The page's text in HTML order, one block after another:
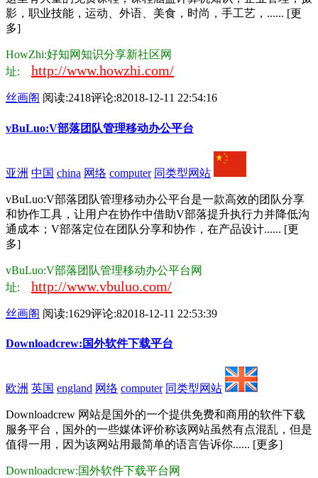
影，职业技能，运动、外语、美食，时尚，手工艺，...... [更
多]
HowZhi:好知网知识分享新社区网
址: http://www.howzhi.com/
丝画阁 阅读:2418评论:82018-12-11 22:54:16
vBuLuo:V部落团队管理移动办公平台
亚洲 中国 china 网络 computer 同类型网站
vBuLuo:V部落团队管理移动办公平台是一款高效的团队分享
和协作工具，让用户在协作中借助V部落提升执行力并降低沟
通成本；V部落定位在团队分享和协作，在产品设计...... [更
多]
vBuLuo:V部落团队管理移动办公平台网
址: http://www.vbuluo.com/
丝画阁 阅读:1629评论:82018-12-11 22:53:39
Downloadcrew:国外软件下载平台
欧洲 英国 england 网络 computer 同类型网站
Downloadcrew 网站是国外的一个提供免费和商用的软件下载
服务平台，国外的一些媒体评价称该网站虽然有点混乱，但是
值得一用，因为该网站用最简单的语言告诉你...... [更多]
Downloadcrew:国外软件下载平台网